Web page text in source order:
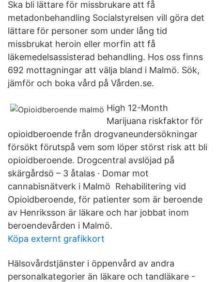
Ska bli lättare för missbrukare att få
metadonbehandling Socialstyrelsen vill göra det
lättare för personer som under lång tid
missbrukat heroin eller morfin att få
läkemedelsassisterad behandling. Hos oss finns
692 mottagningar att välja bland i Malmö. Sök,
jämför och boka vård på Vården.se.
High 12-Month
Marijuana riskfaktor för
opioidberoende från drogvaneundersökningar
försökt förutspå vem som löper störst risk att bli
opioidberoende. Drogcentral avslöjad på
skärgårdsö – 3 åtalas · Domar mot
cannabisnätverk i Malmö Rehabilitering vid
Opioidberoende, för patienter som är beroende
av Henriksson är läkare och har jobbat inom
beroendevården i Malmö.
Köpa externt grafikkort
Hälsovårdstjänster i öppenvård av andra
personalkategorier än läkare och tandläkare -